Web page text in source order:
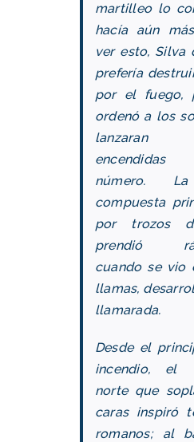
martilleo lo
hacía aún
ver esto, Silva
prefería
por el fuego,
ordenó a los
lanzaran
número.
compuesta
por trozos
prendió
cuando se vio
llamas,
llamarada.
Desde el
incendio, el
norte que
caras inspiró
romanos; al